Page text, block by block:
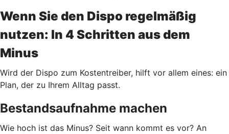
Wenn Sie den Dispo regelmäßig
nutzen: In 4 Schritten aus dem
Minus
Wird der Dispo zum Kostentreiber, hilft vor allem eines: ein
Plan, der zu Ihrem Alltag passt.
Bestandsaufnahme machen
Wie hoch ist das Minus? Seit wann kommt es vor? An